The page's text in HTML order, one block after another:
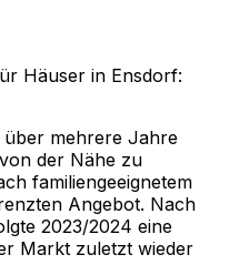
Häuser in Ensdorf:
über mehrere Jahre
der Nähe zu
familiengeeignetem
Angebot. Nach
2023/2024 eine
Markt zuletzt wieder